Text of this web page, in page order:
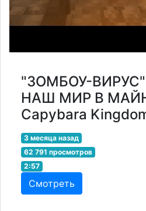
"ЗОМБОУ-
НАШ МИР В
Capybara
3 месяца назад
62 791 просмотров
2:57
Смотреть